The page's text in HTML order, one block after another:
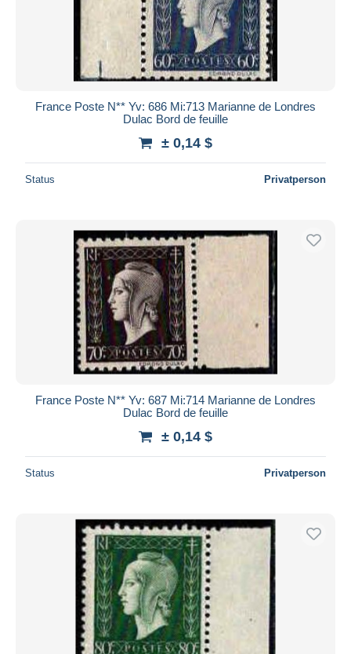
France Poste N** Yv: 686 Mi:713 Marianne de Londres
Dulac Bord de feuille
± 0,14 $
Status Privatperson
France Poste N** Yv: 687 Mi:714 Marianne de Londres
Dulac Bord de feuille
± 0,14 $
Status Privatperson